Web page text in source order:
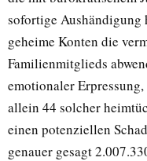
sofortige
geheime Konten die
Familienmitglieds
emotionaler
allein 44 solcher
einen potenziellen
genauer gesagt